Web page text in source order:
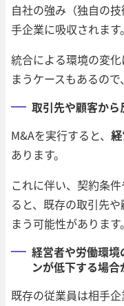
自社の強み（独自の
手企業に吸収されます。
統合による環境の変
まうケースもあるので
取引先や顧客か
M&Aを実行すると、
あります。
これに伴い、契約条
ると、既存の取引先
まう可能性があります。
経営者や労働環境
ンが低下する場合
既存の従業員は相手企